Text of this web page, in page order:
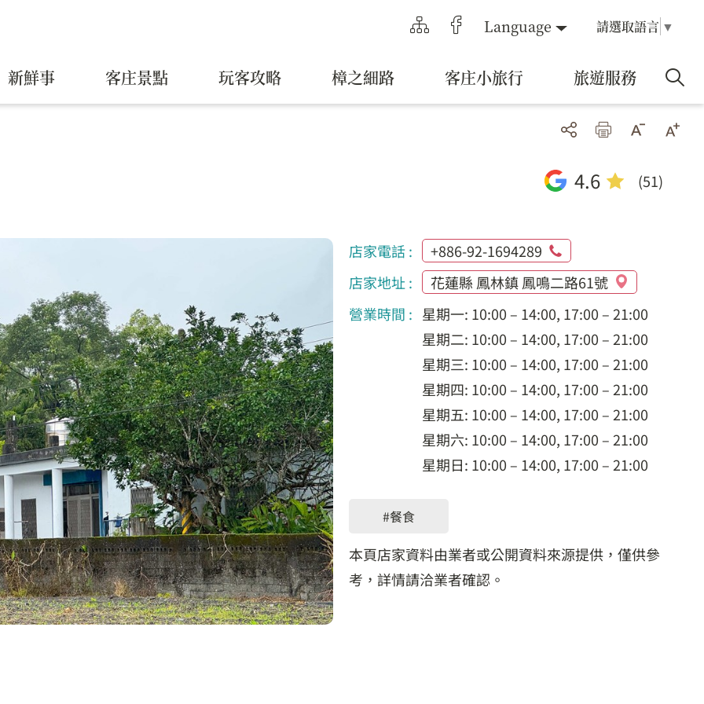
Language 請選取語言 ▼
新鮮事 客庄景點 玩客攻略 樟之細路 客庄小旅行 旅遊服務
4.6 (51)
店家電話 :
+886-92-1694289
店家地址 :
花蓮縣 鳳林鎮 鳳鳴二路61號
營業時間 : 星期一: 10:00 – 14:00, 17:00 – 21:00
星期二: 10:00 – 14:00, 17:00 – 21:00
星期三: 10:00 – 14:00, 17:00 – 21:00
星期四: 10:00 – 14:00, 17:00 – 21:00
星期五: 10:00 – 14:00, 17:00 – 21:00
星期六: 10:00 – 14:00, 17:00 – 21:00
星期日: 10:00 – 14:00, 17:00 – 21:00
#餐食
本頁店家資料由業者或公開資料來源提供，僅供參
考，詳情請洽業者確認。